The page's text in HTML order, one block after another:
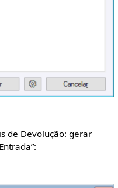
de Devolução: gerar